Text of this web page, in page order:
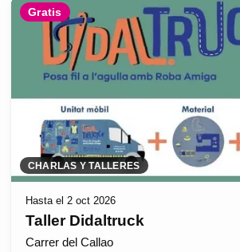
Gratis
CHARLAS Y TALLERES
Hasta el 2 oct 2026
Taller Didaltruck
Carrer del Callao